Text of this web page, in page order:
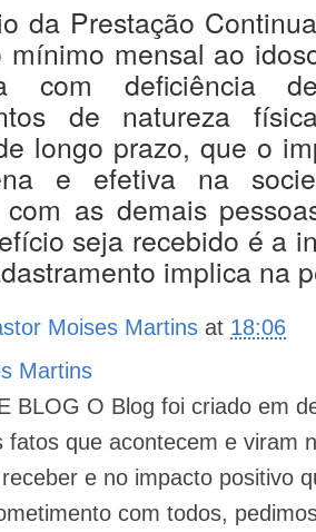
da Prestação
mínimo mensal ao
com deficiência
de natureza
longo prazo, que o
e efetiva na
com as demais
seja recebido é a
implica na
Moises Martins at 18:06
Martins
BLOG O Blog foi criado em
fatos que acontecem e viram
e no impacto positivo
com todos,